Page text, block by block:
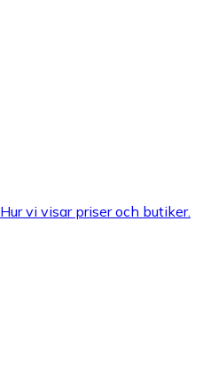
Hur vi visar priser och butiker.